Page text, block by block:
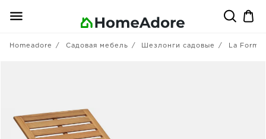
Homeadore Садовая мебель Шезлонги садовые La Forma